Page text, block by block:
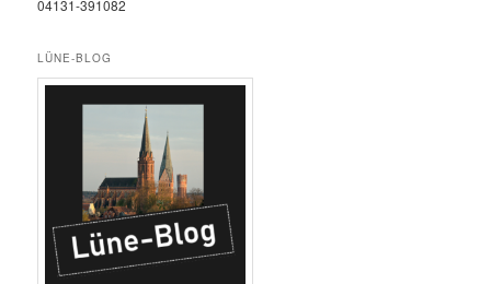
04131-391082
LÜNE-BLOG